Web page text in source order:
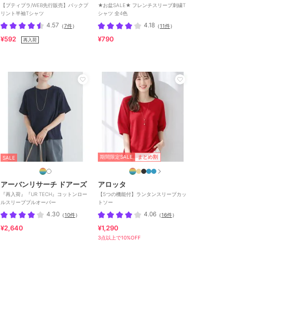
【プティプラ/WEB先行販売】バックプ
リント半袖Tシャツ
4.57 （7件）
¥592 再入荷
★お盆SALE★ フレンチスリーブ刺繍T
シャツ 全4色
4.18 （11件）
¥790
SALE
アーバンリサーチ ドアーズ
『再入荷』『UR TECH』コットンロー
ルスリーブプルオーバー
4.30 （10件）
¥2,640
期間限定SALE まとめ割
アロッタ
【5つの機能付】ランタンスリーブカッ
トソー
4.06 （16件）
¥1,290
3点以上で10%OFF